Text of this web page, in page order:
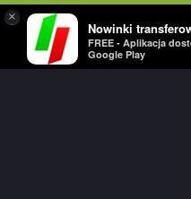
×
Nowinki
FREE - Aplikacja
Google Play